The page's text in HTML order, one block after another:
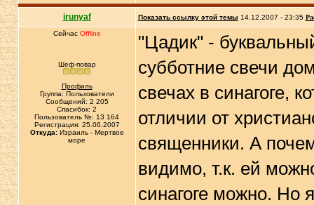
irunyaf Показать ссылку этой темы 14.12.2007 - 23:35
Сейчас Offline
Шеф-повар
Профиль
Группа: Пользователи
Сообщений: 2 205
Спасибок: 2
Пользователь №: 13 164
Регистрация: 25.06.2007
Откуда:Израиль - Мертвое
море
"Цадик" -
субботние свечи
свечах в синагоге,
отличии от
священники. А
видимо, т.к. ей
синагоге можно. Но